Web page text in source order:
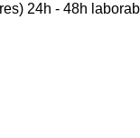
24h - 48h